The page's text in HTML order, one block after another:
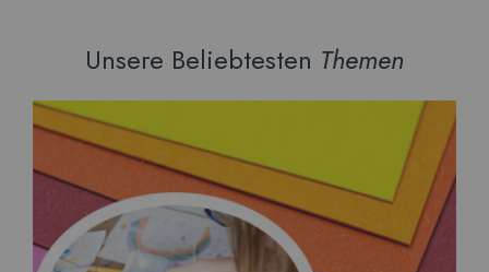
Unsere Beliebtesten Themen